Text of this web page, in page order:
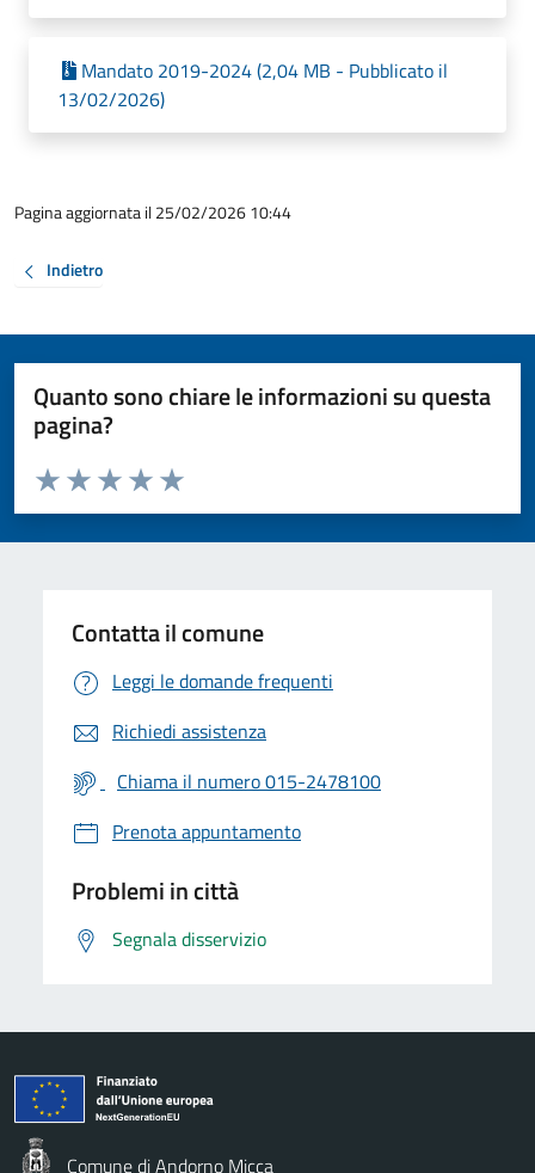
Mandato 2019-2024 (2,04 MB - Pubblicato il
13/02/2026)
Pagina aggiornata il 25/02/2026 10:44
Indietro
Quanto sono chiare le informazioni su questa
pagina?
Valuta da 1 a 5 stelle la pagina
Valuta 5 stelle su 5
Valuta 4 stelle su 5
Valuta 3 stelle su 5
Valuta 2 stelle su 5
Valuta 1 stelle su 5
Contatta il comune
Leggi le domande frequenti
Richiedi assistenza
Chiama il numero 015-2478100
Prenota appuntamento
Problemi in città
Segnala disservizio
Comune di Andorno Micca